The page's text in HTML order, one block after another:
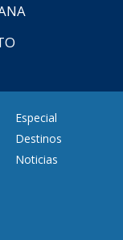
Especial
Destinos
Noticias